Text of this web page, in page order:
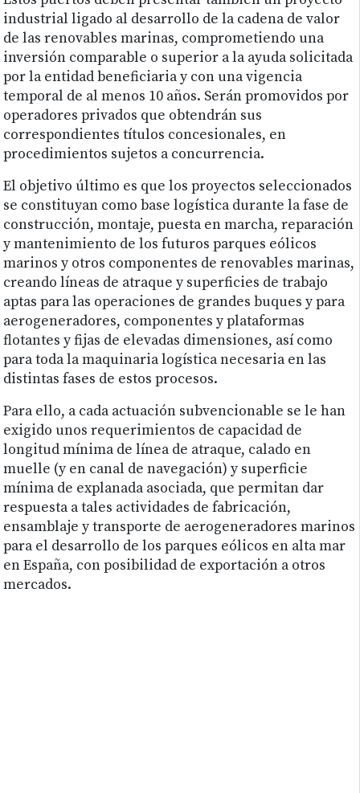
industrial ligado al desarrollo de la cadena de valor
de las renovables marinas, comprometiendo una
inversión comparable o superior a la ayuda solicitada
por la entidad beneficiaria y con una vigencia
temporal de al menos 10 años. Serán promovidos por
operadores privados que obtendrán sus
correspondientes títulos concesionales, en
procedimientos sujetos a concurrencia.
El objetivo último es que los proyectos seleccionados
se constituyan como base logística durante la fase de
construcción, montaje, puesta en marcha, reparación
y mantenimiento de los futuros parques eólicos
marinos y otros componentes de renovables marinas,
creando líneas de atraque y superficies de trabajo
aptas para las operaciones de grandes buques y para
aerogeneradores, componentes y plataformas
flotantes y fijas de elevadas dimensiones, así como
para toda la maquinaria logística necesaria en las
distintas fases de estos procesos.
Para ello, a cada actuación subvencionable se le han
exigido unos requerimientos de capacidad de
longitud mínima de línea de atraque, calado en
muelle (y en canal de navegación) y superficie
mínima de explanada asociada, que permitan dar
respuesta a tales actividades de fabricación,
ensamblaje y transporte de aerogeneradores marinos
para el desarrollo de los parques eólicos en alta mar
en España, con posibilidad de exportación a otros
mercados.